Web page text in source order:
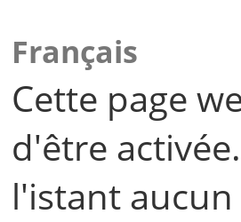
Français
Cette page
d'être
l'istant